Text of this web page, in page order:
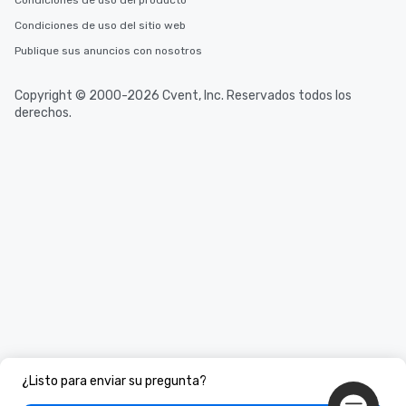
hours, with optional add-ons and
incentives.
¿Listo para enviar su pregunta?
Condiciones de uso del sitio web
Publique sus anuncios con nosotros
Copyright © 2000-2026 Cvent, Inc. Reservados todos los
derechos.